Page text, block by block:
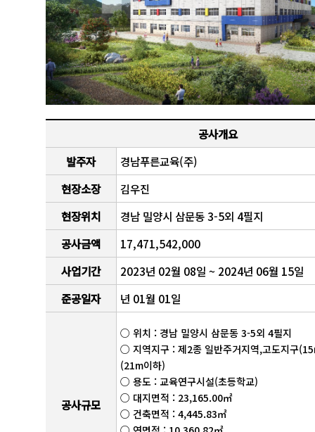
공사개요
발주자
경남푸른교육(주)
현장소장
김우진
현장위치
경남 밀양시 삼문동 3-5외 4필지
공사금액
17,471,542,000
사업기간
2023년 02월 08일 ~ 2024년 06월 15일
준공일자
년 01월 01일
공사규모
○ 위치 : 경남 밀양시 삼문동 3-5외 4필지
○ 지역지구 : 제2종 일반주거지역,고도지구
(21m이하)
○ 용도 : 교육연구시설(초등학교)
○ 대지면적 : 23,165.00㎡
○ 건축면적 : 4,445.83㎡